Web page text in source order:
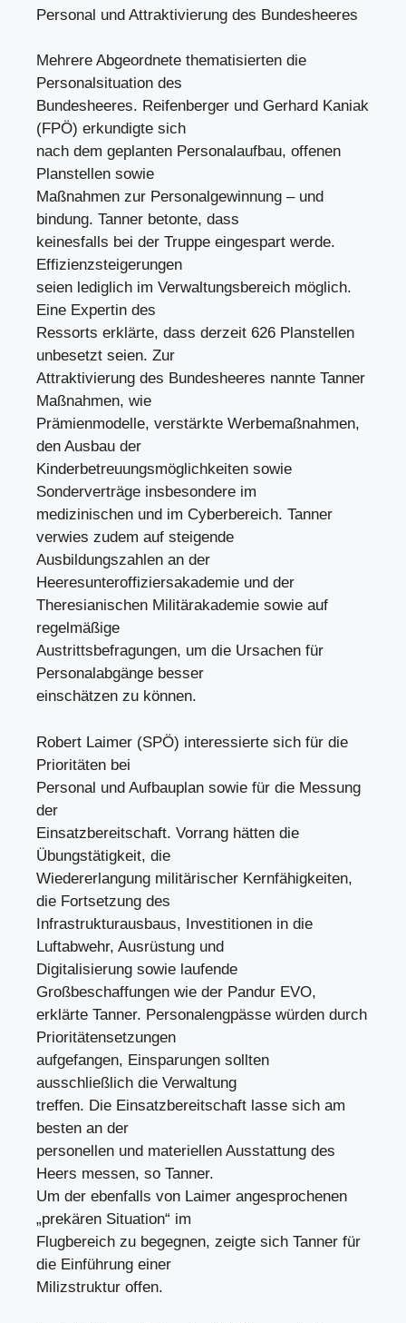
Personal und Attraktivierung des Bundesheeres
Mehrere Abgeordnete thematisierten die
Personalsituation des
Bundesheeres. Reifenberger und Gerhard Kaniak
(FPÖ) erkundigte sich
nach dem geplanten Personalaufbau, offenen
Planstellen sowie
Maßnahmen zur Personalgewinnung – und
bindung. Tanner betonte, dass
keinesfalls bei der Truppe eingespart werde.
Effizienzsteigerungen
seien lediglich im Verwaltungsbereich möglich.
Eine Expertin des
Ressorts erklärte, dass derzeit 626 Planstellen
unbesetzt seien. Zur
Attraktivierung des Bundesheeres nannte Tanner
Maßnahmen, wie
Prämienmodelle, verstärkte Werbemaßnahmen,
den Ausbau der
Kinderbetreuungsmöglichkeiten sowie
Sonderverträge insbesondere im
medizinischen und im Cyberbereich. Tanner
verwies zudem auf steigende
Ausbildungszahlen an der
Heeresunteroffiziersakademie und der
Theresianischen Militärakademie sowie auf
regelmäßige
Austrittsbefragungen, um die Ursachen für
Personalabgänge besser
einschätzen zu können.
Robert Laimer (SPÖ) interessierte sich für die
Prioritäten bei
Personal und Aufbauplan sowie für die Messung
der
Einsatzbereitschaft. Vorrang hätten die
Übungstätigkeit, die
Wiedererlangung militärischer Kernfähigkeiten,
die Fortsetzung des
Infrastrukturausbaus, Investitionen in die
Luftabwehr, Ausrüstung und
Digitalisierung sowie laufende
Großbeschaffungen wie der Pandur EVO,
erklärte Tanner. Personalengpässe würden durch
Prioritätensetzungen
aufgefangen, Einsparungen sollten
ausschließlich die Verwaltung
treffen. Die Einsatzbereitschaft lasse sich am
besten an der
personellen und materiellen Ausstattung des
Heers messen, so Tanner.
Um der ebenfalls von Laimer angesprochenen
„prekären Situation“ im
Flugbereich zu begegnen, zeigte sich Tanner für
die Einführung einer
Milizstruktur offen.